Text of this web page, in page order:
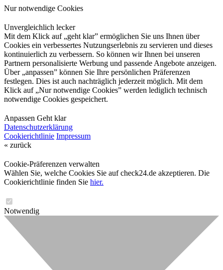
Nur notwendige Cookies
Unvergleichlich lecker
Mit dem Klick auf „geht klar” ermöglichen Sie uns Ihnen über
Cookies ein verbessertes Nutzungserlebnis zu servieren und dieses
kontinuierlich zu verbessern. So können wir Ihnen bei unseren
Partnern personalisierte Werbung und passende Angebote anzeigen.
Über „anpassen” können Sie Ihre persönlichen Präferenzen
festlegen. Dies ist auch nachträglich jederzeit möglich. Mit dem
Klick auf „Nur notwendige Cookies” werden lediglich technisch
notwendige Cookies gespeichert.
Anpassen Geht klar
Datenschutzerklärung
Cookierichtlinie Impressum
« zurück
Cookie-Präferenzen verwalten
Wählen Sie, welche Cookies Sie auf check24.de akzeptieren. Die
Cookierichtlinie finden Sie hier.
Notwendig